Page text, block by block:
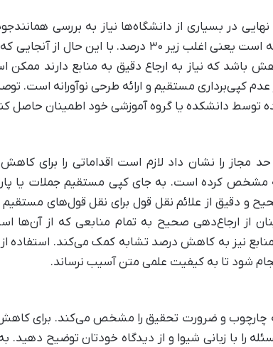
در بسیاری از دانشگاه‌ها نیاز به بررسی
معمولاً مشابه درصد تعیین شده برای پایان‌نامه است
که نیاز به ارجاع دقیق به منابع دارند ممکن
کپی‌برداری مستقیم و ارائه طرحی نوآورانه است.
دانشکده یا گروه آموزشی خود اطمینان حاصل
مجاز را نشان داد لازم است اقداماتی را برای
کرده است. به جای کپی مستقیم جملات یا
و دقیق از علائم نقل قول برای نقل قول‌های
از ارجاع‌دهی صحیح به تمام منابعی که از آن‌ها
نیز به کاهش درصد تشابه کمک می‌کند. استفاده
شود تا به کیفیت علمی متن آسیب نرساند.
چارچوب و ضرورت تحقیق را مشخص می‌کند. برای
را با زبانی شیوا و از دیدگاه خودتان توضیح